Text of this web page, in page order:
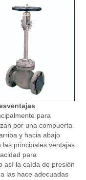
para
por una compuerta
y hacia abajo
principales ventajas
para
así la caída de presión
las hace adecuadas